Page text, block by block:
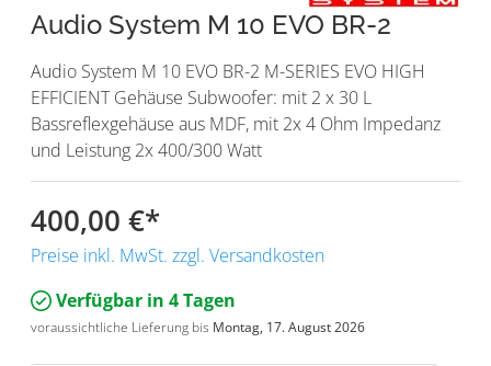
Audio System M 10 EVO BR-2
Audio System M 10 EVO BR-2 M-SERIES EVO HIGH
EFFICIENT Gehäuse Subwoofer: mit 2 x 30 L
Bassreflexgehäuse aus MDF, mit 2x 4 Ohm Impedanz
und Leistung 2x 400/300 Watt
400,00 €*
Preise inkl. MwSt. zzgl. Versandkosten
Verfügbar in 4 Tagen
voraussichtliche Lieferung bis Montag, 17. August 2026